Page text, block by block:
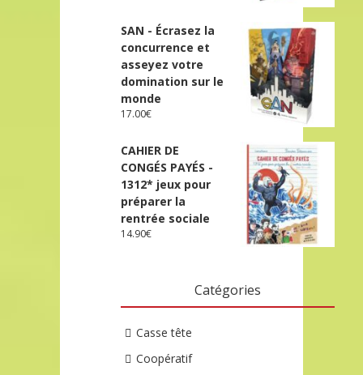
SAN - Écrasez la
concurrence et
asseyez votre
domination sur le
monde
17.00€
CAHIER DE
CONGÉS PAYÉS -
1312* jeux pour
préparer la
rentrée sociale
14.90€
Catégories
Casse tête
Coopératif